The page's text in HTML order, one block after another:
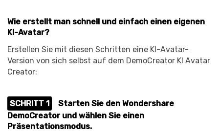
Wie erstellt man schnell und einfach einen eigenen
KI-Avatar?
Erstellen Sie mit diesen Schritten eine KI-Avatar-
Version von sich selbst auf dem DemoCreator KI Avatar
Creator:
SCHRITT 1
Starten Sie den Wondershare
DemoCreator und wählen Sie einen
Präsentationsmodus.